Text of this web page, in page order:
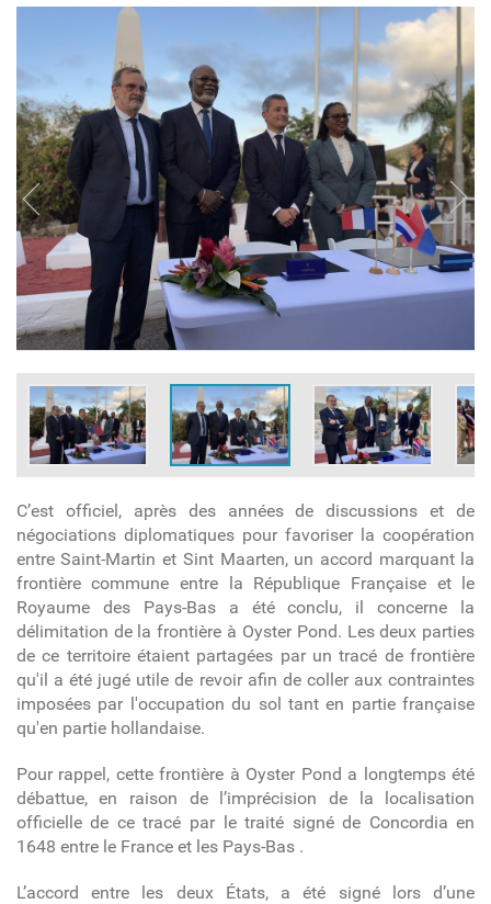
C’est officiel, après des années de discussions et de
négociations diplomatiques pour favoriser la coopération
entre Saint-Martin et Sint Maarten, un accord marquant la
frontière commune entre la République Française et le
Royaume des Pays-Bas a été conclu, il concerne la
délimitation de la frontière à Oyster Pond. Les deux parties
de ce territoire étaient partagées par un tracé de frontière
qu'il a été jugé utile de revoir afin de coller aux contraintes
imposées par l'occupation du sol tant en partie française
qu'en partie hollandaise.
Pour rappel, cette frontière à Oyster Pond a longtemps été
débattue, en raison de l’imprécision de la localisation
officielle de ce tracé par le traité signé de Concordia en
1648 entre le France et les Pays-Bas .
L’accord entre les deux États, a été signé lors d’une